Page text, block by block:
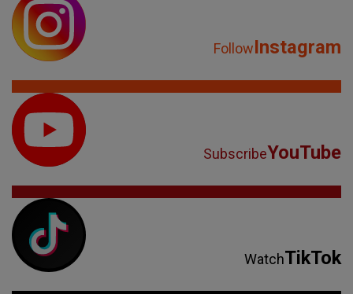
FollowInstagram
SubscribeYouTube
WatchTikTok